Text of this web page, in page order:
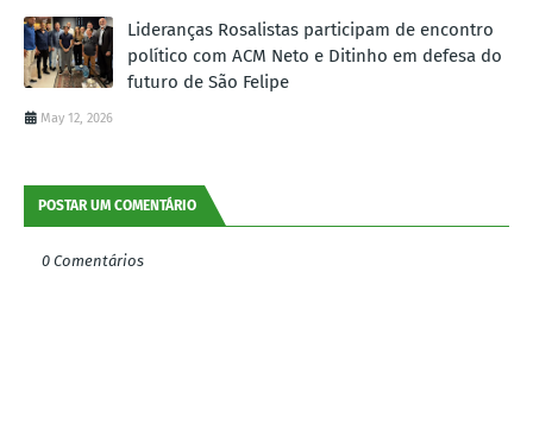
Lideranças Rosalistas participam de encontro
político com ACM Neto e Ditinho em defesa do
futuro de São Felipe
May 12, 2026
POSTAR UM COMENTÁRIO
0 Comentários